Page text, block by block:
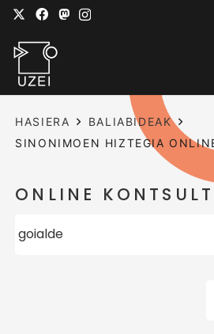
HASIERA
BALIABIDEAK
SINONIMOEN HIZTEGIA
ONLINE